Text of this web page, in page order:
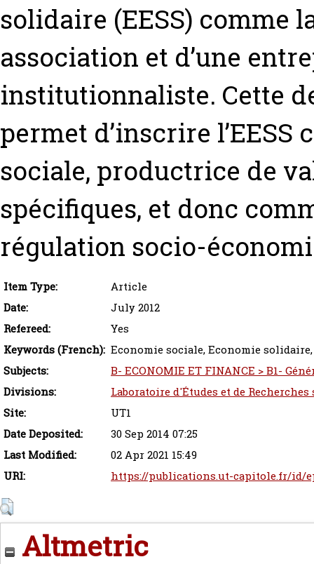
solidaire (EESS) comme
association et d’une
institutionnaliste. Cette
permet d’inscrire
sociale, productrice de
spécifiques, et donc
régulation socio-
Item Type:
Article
Date:
July 2012
Refereed:
Yes
Keywords (French): Economie sociale, Economie
Subjects:
B- ECONOMIE ET FINANCE > B1-
Divisions:
Laboratoire d'Études et de
Site:
UT1
Date Deposited:
30 Sep 2014 07:25
Last Modified:
02 Apr 2021 15:49
URI:
https://publications.ut-capitole.fr/id/
Altmetric